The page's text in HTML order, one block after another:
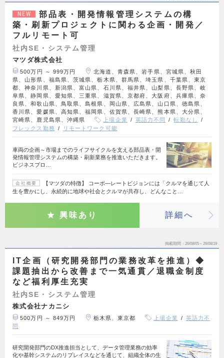
NEW
部品表・開発情報管理システムの構
築・刷新プロジェクトに関わる企画・開発／
フルリモート可
社内SE・システム管理
マツダ株式会社
500万円 ～ 999万円
北海道、青森県、岩手県、宮城県、秋田
県、山形県、福島県、茨城県、栃木県、群馬県、埼玉県、千葉県、東京
都、神奈川県、新潟県、富山県、石川県、福井県、山梨県、長野県、岐
阜県、静岡県、愛知県、三重県、滋賀県、京都府、大阪府、兵庫県、奈
良県、和歌山県、鳥取県、島根県、岡山県、広島県、山口県、徳島県、
香川県、愛媛県、高知県、福岡県、佐賀県、長崎県、熊本県、大分県、
宮崎県、鹿児島県、沖縄県
上場企業 英語力不問
転勤なし
フレックス勤務
リモートワーク可能
車両の企画～市場までのライフサイクルを支える部品表・開
発情報管理システムの構築・刷新業務を推進いただきます。
ビジネスプロ…
会社概要
【マツダの特徴】 コーポ―レートビジョンには「クルマを通じて人
生を豊かにし、永続的に地球や社会とクルマが共存し、どんなこと…
興味あり 詳細へ
掲載期間 26/08/05～26/08/19
IT企画（研究開発部門の業務改革を推進）◆
課題抽出から改善まで一気通貫／退職金制度
など福利厚生充実
社内SE・システム管理
株式会社ナカニシ
500万円 ～ 849万円 栃木県、東京都 上場企業
英語力不
問
研究開発部門のDX推進担当として、データ管理業務の効率
化や基幹システムのリプレイスなどを通じて、組織全体の生